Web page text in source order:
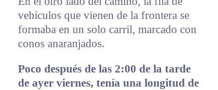
vehículos que vienen de la frontera se
formaba en un solo carril, marcado con
conos anaranjados.
Poco después de las 2:00 de la tarde
de ayer viernes, tenía una longitud de